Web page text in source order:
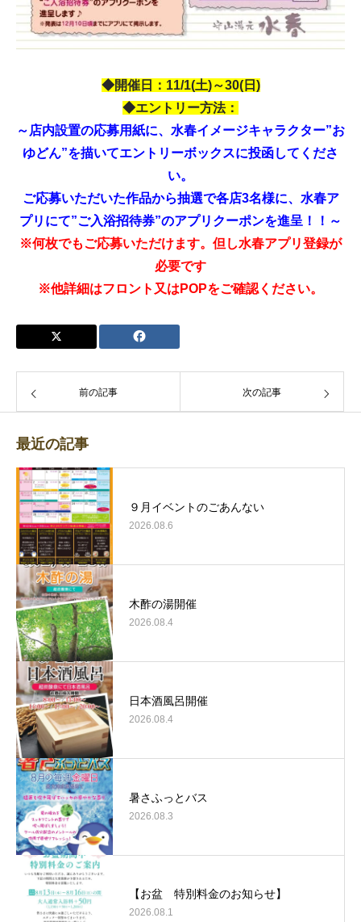
◆開催日：11/1(土)～30(日)
◆エントリー方法：
～店内設置の応募用紙に、水春イメージキャラクター”お
ゆどん”を描いてエントリーボックスに投函してくださ
い。
ご応募いただいた作品から抽選で各店3名様に、水春ア
プリにて”ご入浴招待券”のアプリクーポンを進呈！！～
※何枚でもご応募いただけます。但し水春アプリ登録が
必要です
※他詳細はフロント又はPOPをご確認ください。
前の記事 次の記事
最近の記事
９月イベントのごあんない
2026.08.6
木酢の湯開催
2026.08.4
日本酒風呂開催
2026.08.4
暑さふっとバス
2026.08.3
【お盆 特別料金のお知らせ】
2026.08.1